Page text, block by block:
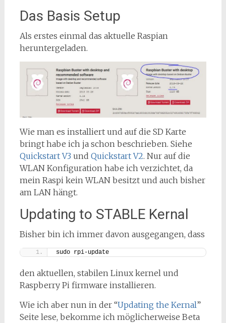
Das Basis Setup
Als erstes einmal das aktuelle Raspian
heruntergeladen.
Wie man es installiert und auf die SD Karte
bringt habe ich ja schon beschrieben. Siehe
Quickstart V3 und Quickstart V2. Nur auf die
WLAN Konfiguration habe ich verzichtet, da
mein Raspi kein WLAN besitzt und auch bisher
am LAN hängt.
Updating to STABLE Kernal
Bisher bin ich immer davon ausgegangen, dass
sudo rpi-update
den aktuellen, stabilen Linux kernel und
Raspberry Pi firmware installieren.
Wie ich aber nun in der “Updating the Kernal”
Seite lese, bekomme ich möglicherweise Beta